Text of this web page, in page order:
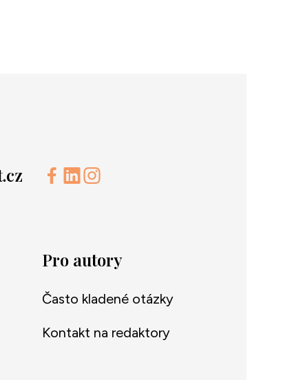
Pro autory
Často kladené otázky
Kontakt na redaktory